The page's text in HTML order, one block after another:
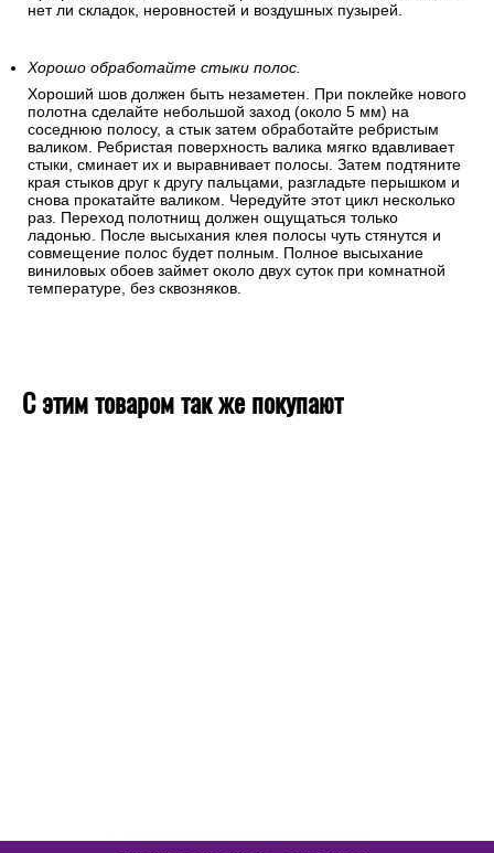
нет ли складок, неровностей и воздушных пузырей.
Хорошо обработайте стыки полос.
Хороший шов должен быть незаметен. При поклейке нового
полотна сделайте небольшой заход (около 5 мм) на
соседнюю полосу, а стык затем обработайте ребристым
валиком. Ребристая поверхность валика мягко вдавливает
стыки, сминает их и выравнивает полосы. Затем подтяните
края стыков друг к другу пальцами, разгладьте перышком и
снова прокатайте валиком. Чередуйте этот цикл несколько
раз. Переход полотнищ должен ощущаться только
ладонью. После высыхания клея полосы чуть стянутся и
совмещение полос будет полным. Полное высыхание
виниловых обоев займет около двух суток при комнатной
температуре, без сквозняков.
С этим товаром так же покупают